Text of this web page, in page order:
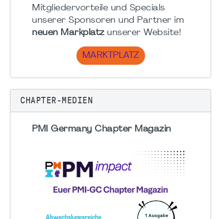
Mitgliedervorteile und Specials
unserer Sponsoren und Partner im
neuen Markplatzunserer Website!
MARKTPLATZ
CHAPTER-MEDIEN
PMI Germany Chapter Magazin